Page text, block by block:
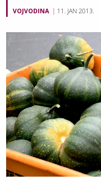
VOJVODINA 11. JAN 2013.